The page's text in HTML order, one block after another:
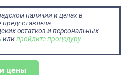
наличии и ценах в
остатков и персональных
илипройдите процедуру
и цены